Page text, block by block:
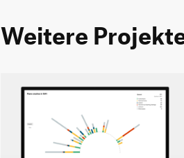
Weitere